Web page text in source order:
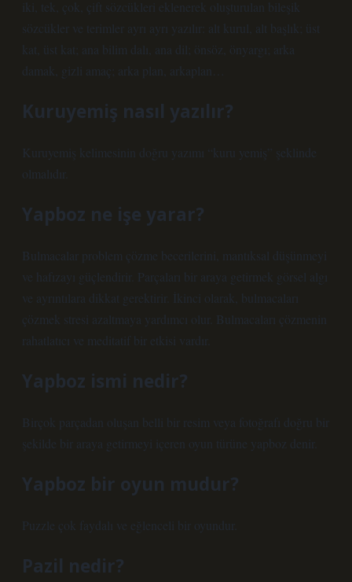
iki, tek, çok, çift sözcükleri eklenerek oluşturulan bileşik
sözcükler ve terimler ayrı ayrı yazılır: alt kurul, alt başlık; üst
kat, üst kat; ana bilim dalı, ana dil; önsöz, önyargı; arka
damak, gizli amaç; arka plan, arkaplan…
Kuruyemiş nasıl yazılır?
Kuruyemiş kelimesinin doğru yazımı “kuru yemiş” şeklinde
olmalıdır.
Yapboz ne işe yarar?
Bulmacalar problem çözme becerilerini, mantıksal düşünmeyi
ve hafızayı güçlendirir. Parçaları bir araya getirmek görsel algı
ve ayrıntılara dikkat gerektirir. İkinci olarak, bulmacaları
çözmek stresi azaltmaya yardımcı olur. Bulmacaları çözmenin
rahatlatıcı ve meditatif bir etkisi vardır.
Yapboz ismi nedir?
Birçok parçadan oluşan belli bir resim veya fotoğrafı doğru bir
şekilde bir araya getirmeyi içeren oyun türüne yapboz denir.
Yapboz bir oyun mudur?
Puzzle çok faydalı ve eğlenceli bir oyundur.
Pazil nedir?